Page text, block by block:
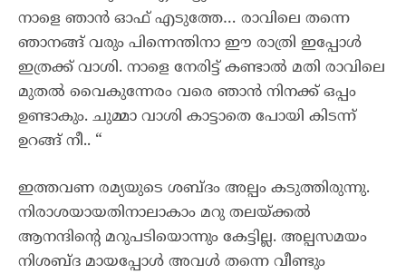
നാളെ ഞാൻ ഓഫ്‌ എടുത്തേ… രാവിലെ തന്നെ
ഞാനങ്ങ് വരും പിന്നെന്തിനാ ഈ രാത്രി ഇപ്പോൾ
ഇത്രക്ക് വാശി. നാളെ നേരിട്ട് കണ്ടാൽ മതി രാവിലെ
മുതൽ വൈകുന്നേരം വരെ ഞാൻ നിനക്ക്‌ ഒപ്പം
ഉണ്ടാകും. ചുമ്മാ വാശി കാട്ടാതെ പോയി കിടന്ന്
ഉറങ്ങ് നീ.. “
ഇത്തവണ രമ്യയുടെ ശബ്ദം അല്പം കടുത്തിരുന്നു.
നിരാശയായതിനാലാകാം മറു തലയ്ക്കൽ
ആനന്ദിന്റെ മറുപടിയൊന്നും കേട്ടില്ല. അല്പസമയം
നിശബ്ദ മായപ്പോൾ അവൾ തന്നെ വീണ്ടും